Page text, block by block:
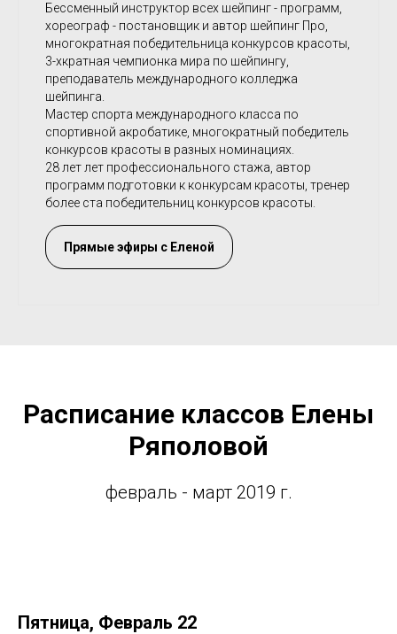
Бессменный инструктор всех шейпинг - программ,
хореограф - постановщик и автор шейпинг Про,
многократная победительница конкурсов красоты,
3-хкратная чемпионка мира по шейпингу,
преподаватель международного колледжа
шейпинга.
Мастер спорта международного класса по
спортивной акробатике, многократный победитель
конкурсов красоты в разных номинациях.
28 лет лет профессионального стажа, автор
программ подготовки к конкурсам красоты, тренер
более ста победительниц конкурсов красоты.
Прямые эфиры с Еленой
Расписание классов Елены
Ряполовой
февраль - март 2019 г.
Пятница, Февраль 22